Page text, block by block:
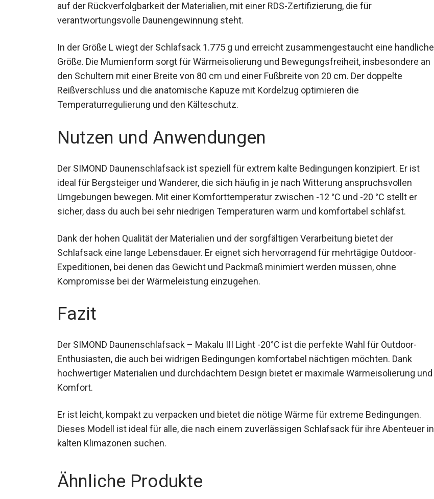
auf der Rückverfolgbarkeit der Materialien, mit einer RDS-Zertifizierung, die für
verantwortungsvolle Daunengewinnung steht.
In der Größe L wiegt der Schlafsack 1.775 g und erreicht zusammengestaucht eine handliche
Größe. Die Mumienform sorgt für Wärmeisolierung und Bewegungsfreiheit, insbesondere an
den Schultern mit einer Breite von 80 cm und einer Fußbreite von 20 cm. Der doppelte
Reißverschluss und die anatomische Kapuze mit Kordelzug optimieren die
Temperaturregulierung und den Kälteschutz.
Nutzen und Anwendungen
Der SIMOND Daunenschlafsack ist speziell für extrem kalte Bedingungen konzipiert. Er ist
ideal für Bergsteiger und Wanderer, die sich häufig in je nach Witterung anspruchsvollen
Umgebungen bewegen. Mit einer Komforttemperatur zwischen -12 °C und -20 °C stellt er
sicher, dass du auch bei sehr niedrigen Temperaturen warm und komfortabel schläfst.
Dank der hohen Qualität der Materialien und der sorgfältigen Verarbeitung bietet der
Schlafsack eine lange Lebensdauer. Er eignet sich hervorragend für mehrtägige Outdoor-
Expeditionen, bei denen das Gewicht und Packmaß minimiert werden müssen, ohne
Kompromisse bei der Wärmeleistung einzugehen.
Fazit
Der SIMOND Daunenschlafsack – Makalu III Light -20°C ist die perfekte Wahl für Outdoor-
Enthusiasten, die auch bei widrigen Bedingungen komfortabel nächtigen möchten. Dank
hochwertiger Materialien und durchdachtem Design bietet er maximale Wärmeisolierung und
Komfort.
Er ist leicht, kompakt zu verpacken und bietet die nötige Wärme für extreme Bedingungen.
Dieses Modell ist ideal für alle, die nach einem zuverlässigen Schlafsack für ihre Abenteuer in
kalten Klimazonen suchen.
Ähnliche Produkte